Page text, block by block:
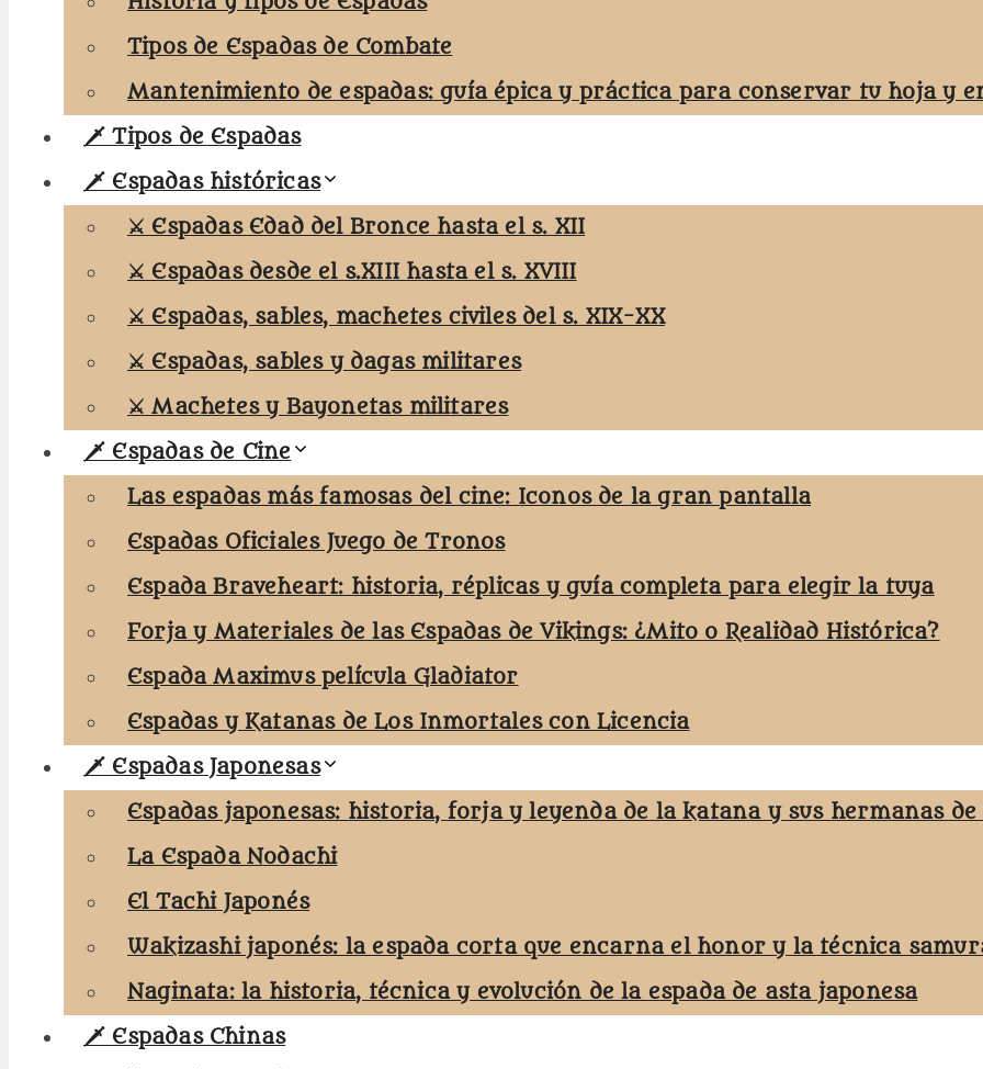
Tipos de Espadas de Combate
Mantenimiento de espadas: guía épica y práctica para conservar tu hoja y
🗡️ Tipos de Espadas
🗡️ Espadas históricas
⚔️ Espadas Edad del Bronce hasta el s. XII
⚔️ Espadas desde el s.XIII hasta el s. XVIII
⚔️ Espadas, sables, machetes civiles del s. XIX-XX
⚔️ Espadas, sables y dagas militares
⚔️ Machetes y Bayonetas militares
🗡️ Espadas de Cine
Las espadas más famosas del cine: Iconos de la gran pantalla
Espadas Oficiales Juego de Tronos
Espada Braveheart: historia, réplicas y guía completa para elegir la tuya
Forja y Materiales de las Espadas de Vikings: ¿Mito o Realidad Histórica?
Espada Maximus película Gladiator
Espadas y Katanas de Los Inmortales con Licencia
🗡️ Espadas Japonesas
Espadas japonesas: historia, forja y leyenda de la katana y sus hermanas de
La Espada Nodachi
El Tachi Japonés
Wakizashi japonés: la espada corta que encarna el honor y la técnica
Naginata: la historia, técnica y evolución de la espada de asta japonesa
🗡️ Espadas Chinas